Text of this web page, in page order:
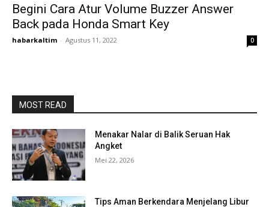
Begini Cara Atur Volume Buzzer Answer
Back pada Honda Smart Key
habarkaltim - Agustus 11, 2022 0
MOST READ
Menakar Nalar di Balik Seruan Hak
Angket
Mei 22, 2026
Tips Aman Berkendara Menjelang Libur